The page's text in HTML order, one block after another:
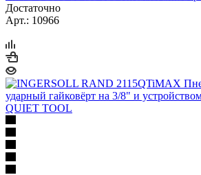
Достаточно
Арт.: 10966